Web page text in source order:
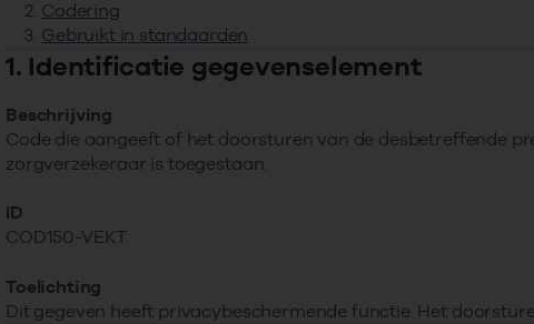
Codering
Gebruikt in standaarden
1. Identificatie gegevenselement
Beschrijving
Code die aangeeft of het doorsturen van de desbetreffende
zorgverzekeraar is toegestaan.
ID
COD150-VEKT
Toelichting
Dit gegeven heeft privacybeschermende functie. Het